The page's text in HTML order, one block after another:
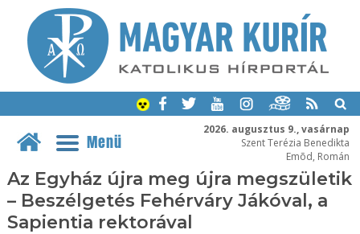
2026. augusztus 9., vasárnap
Szent Terézia Benedikta
Emõd, Román
Menü
Az Egyház újra meg újra megszületik
– Beszélgetés Fehérváry Jákóval, a
Sapientia rektorával